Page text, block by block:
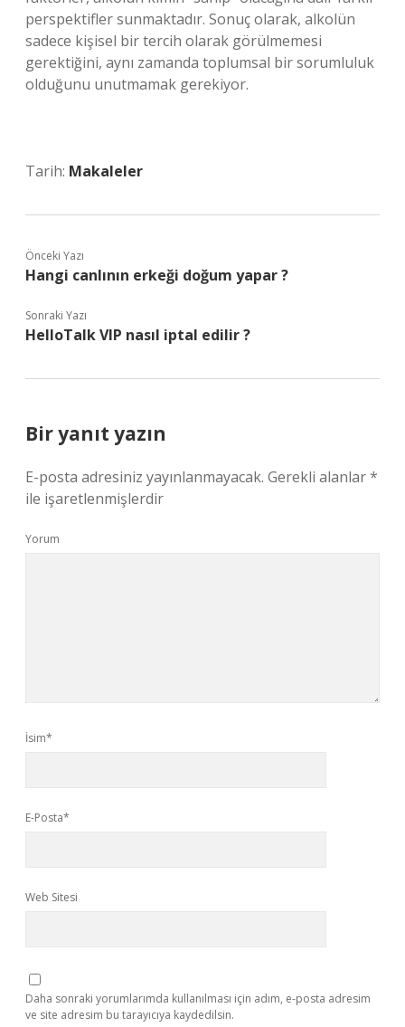
perspektifler sunmaktadır. Sonuç olarak, alkolün
sadece kişisel bir tercih olarak görülmemesi
gerektiğini, aynı zamanda toplumsal bir sorumluluk
olduğunu unutmamak gerekiyor.
Tarih: Makaleler
Önceki Yazı
Hangi canlının erkeği doğum yapar ?
Sonraki Yazı
HelloTalk VIP nasıl iptal edilir ?
Bir yanıt yazın
E-posta adresiniz yayınlanmayacak. Gerekli alanlar*
ile işaretlenmişlerdir
Yorum
İsim*
E-Posta*
Web Sitesi
Daha sonraki yorumlarımda kullanılması için adım, e-posta adresim
ve site adresim bu tarayıcıya kaydedilsin.